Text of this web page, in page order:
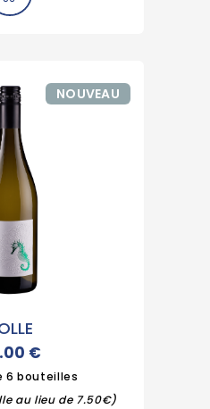
€
6 bouteilles
au lieu de 7.50€)
NOUVEAU